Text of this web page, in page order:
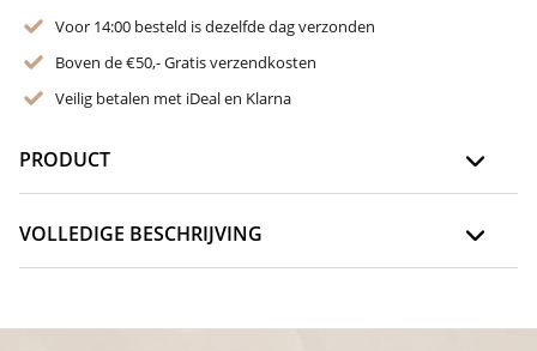
Voor 14:00 besteld is dezelfde dag verzonden
Boven de €50,- Gratis verzendkosten
Veilig betalen met iDeal en Klarna
PRODUCT
VOLLEDIGE BESCHRIJVING